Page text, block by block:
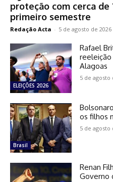
proteção com cerca
primeiro semestre
Redação Acta - 5 de agosto de 2026
ELEIÇÕES 2026
Rafael
Alagoas
5 de agosto
Brasil
os filhos
5 de agosto
Renan
Governo